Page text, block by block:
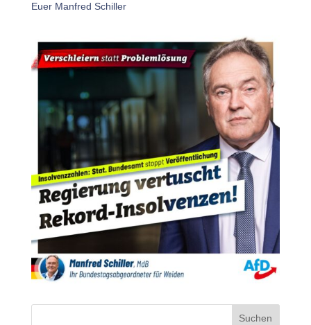
Euer Manfred Schiller
Suchen